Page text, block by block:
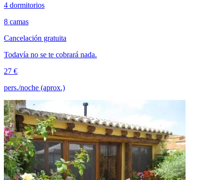
4 dormitorios
8 camas
Cancelación gratuita
Todavía no se te cobrará nada.
27 €
pers./noche (aprox.)